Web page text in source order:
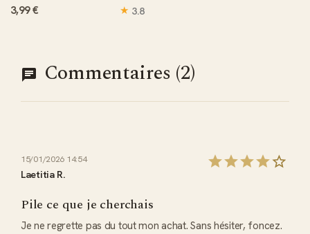
3,99 € ★ 3.8
Commentaires (2)
15/01/2026 14:54
Laetitia R.
Pile ce que je cherchais
Je ne regrette pas du tout mon achat. Sans hésiter, foncez.